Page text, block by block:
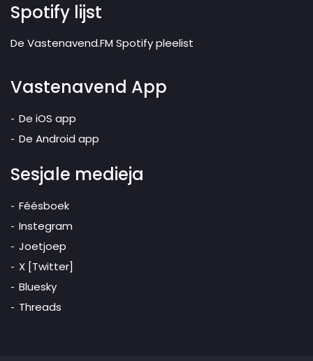
Spotify lijst
De Vastenavend.FM Spotify pleelist
Vastenavend App
De iOS app
De Android app
Sesjale medieja
Féésboek
Instegram
Joetjoep
X [Twitter]
Bluesky
Threads